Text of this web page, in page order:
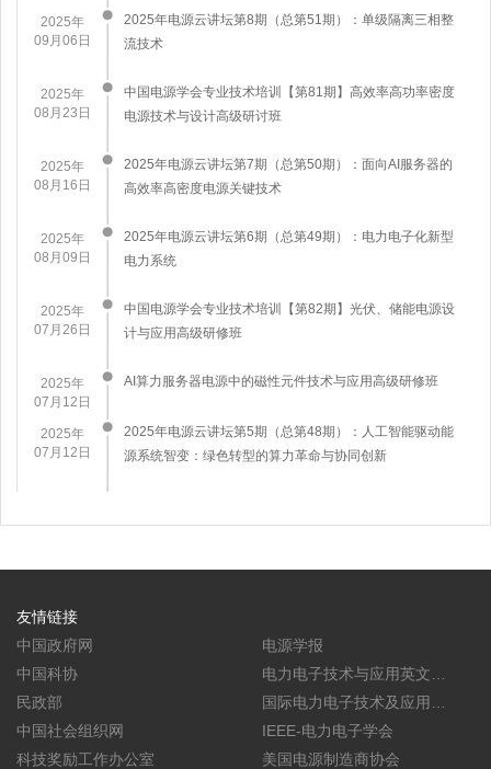
2025年
09月06日
2025年电源云讲坛第8期（总第51期）：单级隔离三相整
流技术
2025年
08月23日
中国电源学会专业技术培训【第81期】高效率高功率密度
电源技术与设计高级研讨班
2025年
08月16日
​2025年电源云讲坛第7期（总第50期）：面向AI服务器的
高效率高密度电源关键技术
2025年
08月09日
2025年电源云讲坛第6期（总第49期）：电力电子化新型
电力系统
2025年
07月26日
中国电源学会专业技术培训【第82期】光伏、储能电源设
计与应用高级研修班
2025年
07月12日
AI算力服务器电源中的磁性元件技术与应用高级研修班
2025年
07月12日
2025年电源云讲坛第5期（总第48期）：人工智能驱动能
源系统智变：绿色转型的算力革命与协同创新
友情链接
中国政府网
中国科协
民政部
中国社会组织网
科技奖励工作办公室
电源学报
电力电子技术与应用英文学
报(CPSS TPEA)
国际电力电子技术及应用会
议暨展览会(PEAC)
IEEE-电力电子学会
美国电源制造商协会